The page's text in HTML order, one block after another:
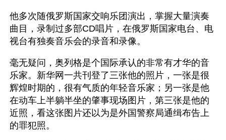
他多次随俄罗斯国家交响乐团演出，掌握大量演奏
曲目，录制过多部CD唱片，在俄罗斯国家电台、电
视台有独奏音乐会的录音和录像。
毫无疑问，奥列格是个国际承认的非常有才华的音
乐家。新华网一共刊登了三张他的照片，一张是很
辉煌时期的，很有气质的年轻音乐家；另一张是他
在动车上半躺半坐的肇事现场图片，第三张是他的
近照，看这张图片还以为是外国警察局通缉布告上
的罪犯照。